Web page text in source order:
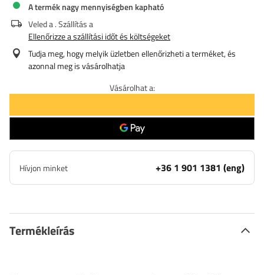
A termék nagy mennyiségben kapható
Veled a. Szállítás a
Ellenőrizze a szállítási időt és költségeket
Tudja meg, hogy melyik üzletben ellenőrizheti a terméket, és
azonnal meg is vásárolhatja
Vásárolhat a:
Hívjon minket +36 1 901 1381 (eng)
Termékleírás